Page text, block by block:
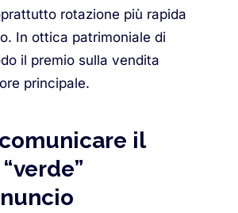
rotazione più rapida
In ottica patrimoniale di
il premio sulla vendita
principale.
il